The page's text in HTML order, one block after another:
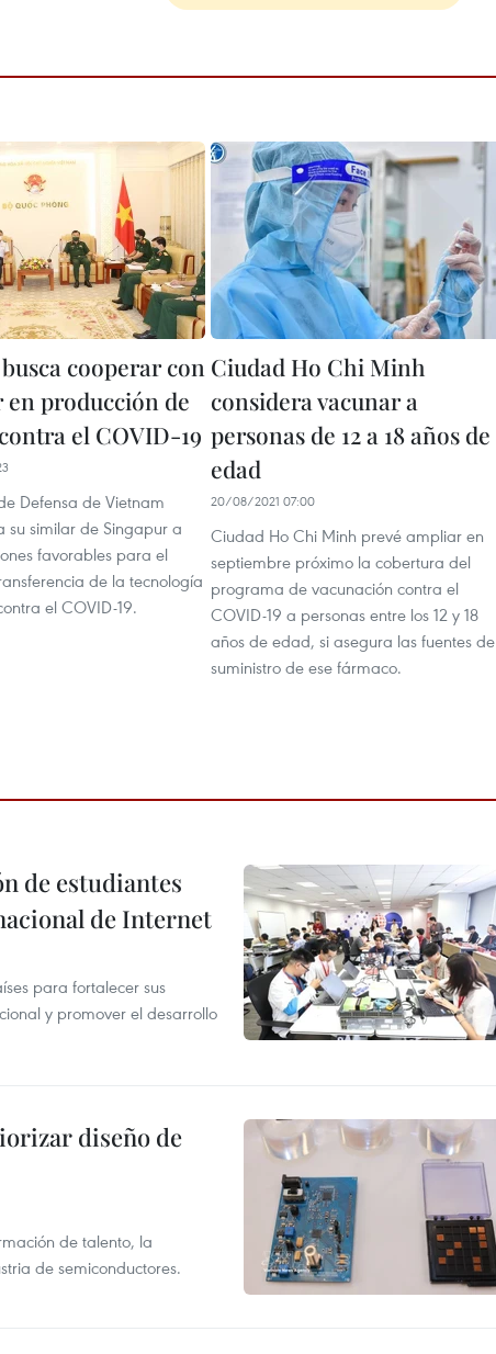
cooperar con
en producción de
el COVID-19
Defensa de Vietnam
su similar de Singapur a
favorables para el
de la tecnología
el COVID-19.
Ciudad Ho Chi Minh
considera vacunar a
personas de 12 a 18 años de
edad
20/08/2021 07:00
Ciudad Ho Chi Minh prevé ampliar en
septiembre próximo la cobertura del
programa de vacunación contra el
COVID-19 a personas entre los 12 y 18
años de edad, si asegura las fuentes de
suministro de ese fármaco.
de estudiantes
de Internet
para fortalecer sus
y promover el desarrollo
diseño de
de talento, la
de semiconductores.